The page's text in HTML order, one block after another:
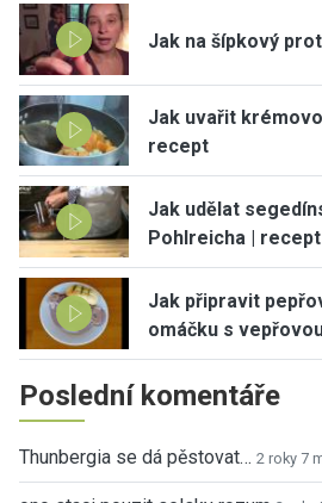
Jak na šípkový
Jak uvařit
recept
Jak udělat
Pohlreicha | recept
Jak připravit
omáčku s
Poslední komentáře
Thunbergia se dá pěstovat… 2 roky 7